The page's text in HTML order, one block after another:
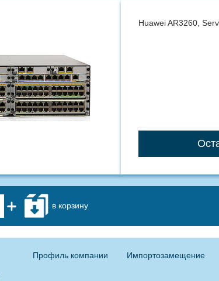
Huawei AR3260,
в корзину
Профиль компании Импортозамещение